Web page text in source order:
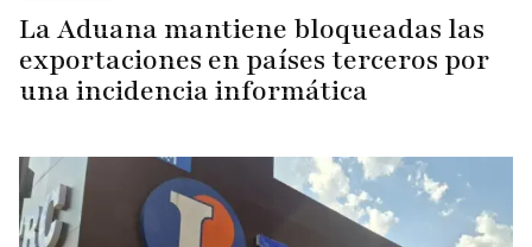
La Aduana mantiene bloqueadas las
exportaciones en países terceros por
una incidencia informática